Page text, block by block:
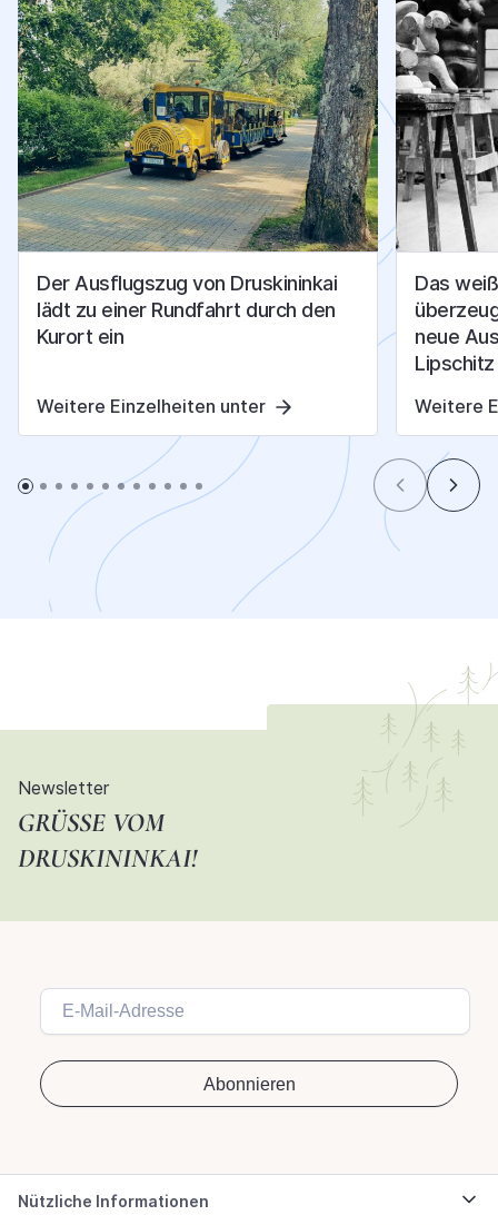
Der Ausflugszug von Druskininkai
lädt zu einer Rundfahrt durch den
Kurort ein
Weitere Einzelheiten unter
Das
neue
Weitere
Newsletter
GRÜSSE VOM D
RUSKININKAI!
Nützliche Informationen